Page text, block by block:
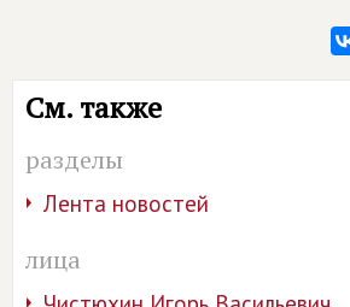
См. также
разделы
Лента новостей
лица